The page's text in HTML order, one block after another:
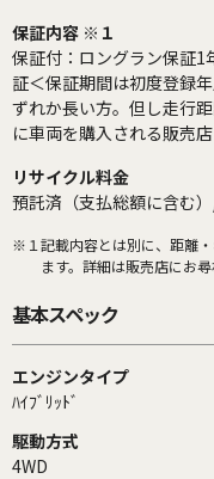
保証内容 ※１
保証付：ロングラン保証
証＜保証期間は初度登録
ずれか長い方。但し走行
に車両を購入される販売
リサイクル料金
預託済（支払総額に含む
※１ 記載内容とは別に、距離
ます。詳細は販売店にお尋
基本スペック
エンジンタイプ
ﾊｲﾌﾞﾘｯﾄﾞ
駆動方式
4WD